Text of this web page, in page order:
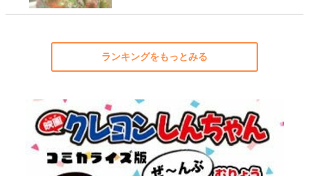
ランキングをもっとみる